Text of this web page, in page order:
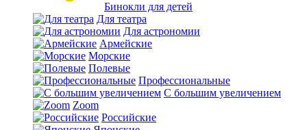
Бинокли для детей
Для театра
Для астрономии
Армейские
Морские
Полевые
Профессиональные
С большим увеличением
Zoom
Российские